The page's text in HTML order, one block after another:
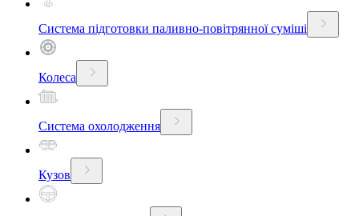
Система підготовки паливно-повітрянної суміші
Колеса
Система охолодження
Кузов